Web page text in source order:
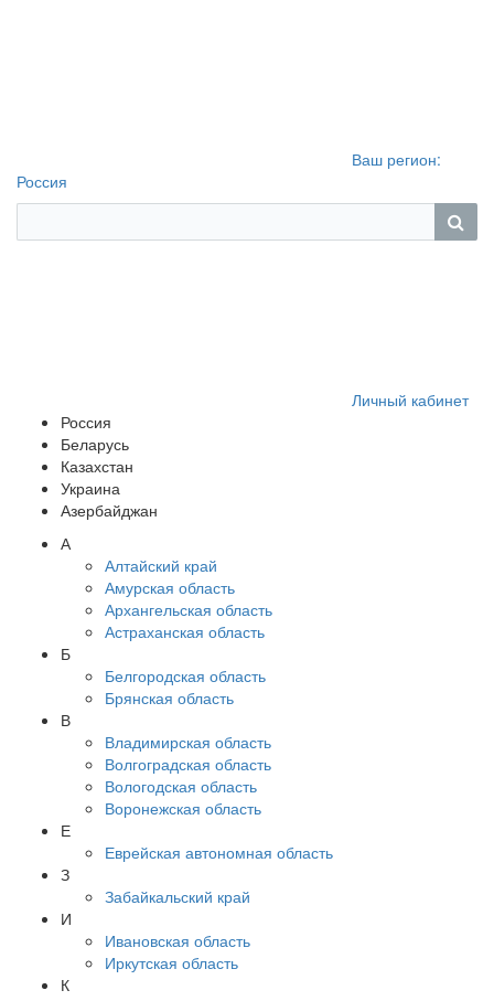
Ваш регион:
Россия
Личный кабинет
Россия
Беларусь
Казахстан
Украина
Азербайджан
А
Алтайский край
Амурская область
Архангельская область
Астраханская область
Б
Белгородская область
Брянская область
В
Владимирская область
Волгоградская область
Вологодская область
Воронежская область
Е
Еврейская автономная область
З
Забайкальский край
И
Ивановская область
Иркутская область
К